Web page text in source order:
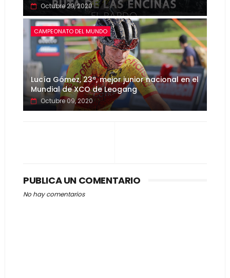
Octubre 29, 2020
CAMPEONATO DEL MUNDO
Lucía Gómez, 23ª, mejor junior nacional en el
Mundial de XCO de Leogang
Octubre 09, 2020
PUBLICA UN COMENTARIO
No hay comentarios